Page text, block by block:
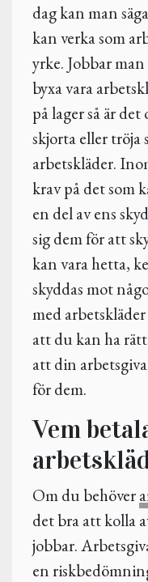
dag kan man
kan verka som
yrke. Jobbar
byxa vara
på lager så är
skjorta eller tröja
arbetskläder.
krav på det som
en del av ens
sig dem för att
kan vara hetta,
skyddas mot
med
att du kan ha
att din
för dem.
Vem
Om du behöver
det bra att kolla
jobbar.
en